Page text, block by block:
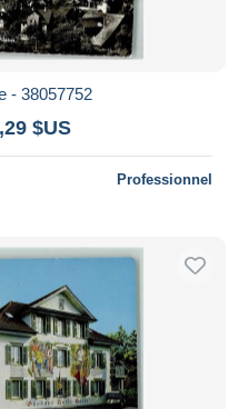
- 38057752
$US
Professionnel